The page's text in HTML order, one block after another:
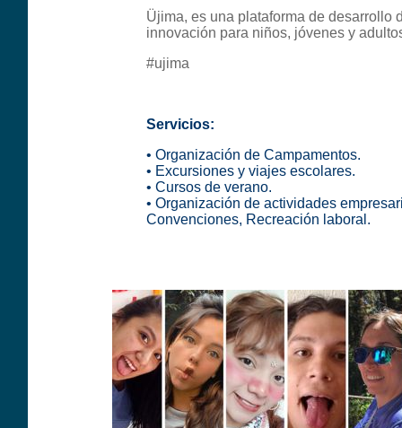
Üjima, es una plataforma de desarrollo
innovación para niños, jóvenes y
#ujima
Servicios:
• Organización de Campamentos.
• Excursiones y viajes escolares.
• Cursos de verano.
• Organización de actividades
Convenciones, Recreación laboral .